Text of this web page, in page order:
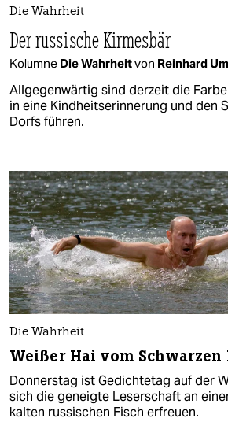
Die Wahrheit
Der russische Kirmesbär
Kolumne Die Wahrheitvon Reinhard
Allgegenwärtig sind derzeit die
in eine Kindheitserinnerung und den
Dorfs führen.
Die Wahrheit
Weißer Hai vom Schwarzen
Donnerstag ist Gedichtetag auf der
sich die geneigte Leserschaft an
kalten russischen Fisch erfreuen.